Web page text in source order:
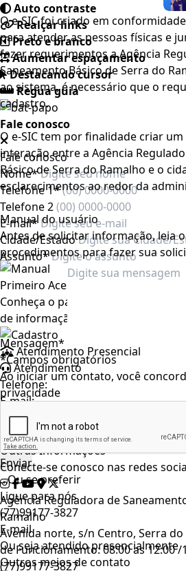
Auto contraste
Realçar links
Preto e branco
Aumentar espaçamento
Destacando cursor
Regua guia
Fale conosco
Fale conosco
Nome*
Telefone 1*
Telefone 2
E-mail*
Cidade/Estado
Assunto*
Mensagem*
*Campos obrigatórios
Ao iniciar um contato, você
privacidade
...Ou se preferir
Ligue para nós
(77)99177-3827
E-mail
Ou seja atendido presencialmente
Outros meios de contato
O e-SIC foi criado em
para atender as pessoas físicas e
fazer requerimentos a Agência
Saneamento Básico de Serra do
ao sistema, é necessário que o
cadastro.
O e-SIC tem por finalidade criar
interação entre a Agência
Básico de Serra do Ramalho e o
esclarecimentos ao redor da
Manual do usuário
Antes de solicitar informação, leia
procedimentos para fazer sua
Primeiro Acesso
Conheça o passo a passo para
de informação. São apenas cinco
Atendimento Presencial
Atendimento
Telefone:
E-mail:
Hórario de Atendimento
Outras Informações
Conecte-se conosco nas redes
Agência Reguladora de
Ramalho
Avenida norte, s/n Centro, Serra
de Funcionamento: 08:00 as 12:00 /
(77)99177-3827